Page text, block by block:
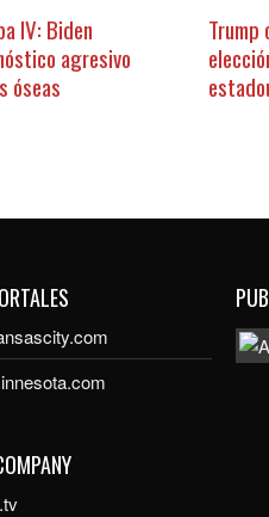
IV: Biden
agresivo
óseas
Trump